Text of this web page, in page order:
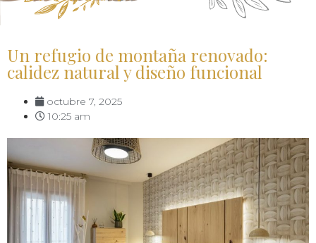
Un refugio de montaña renovado:
calidez natural y diseño funcional
octubre 7, 2025
10:25 am